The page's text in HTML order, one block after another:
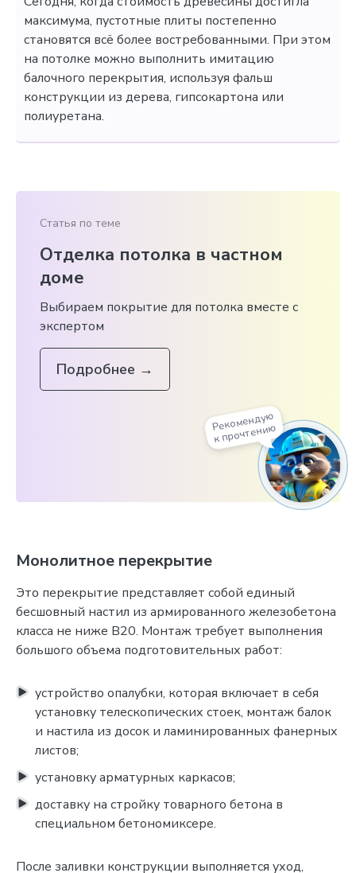
максимума, пустотные плиты постепенно
становятся всё более востребованными. При этом
на потолке можно выполнить имитацию
балочного перекрытия, используя фальш
конструкции из дерева, гипсокартона или
полиуретана.
Статья по теме
Отделка потолка в частном
доме
Выбираем покрытие для потолка вместе с
экспертом
Подробнее →
Рекомендую
к прочтению
Монолитное перекрытие
Это перекрытие представляет собой единый
бесшовный настил из армированного железобетона
класса не ниже В20. Монтаж требует выполнения
большого объема подготовительных работ:
устройство опалубки, которая включает в себя
установку телескопических стоек, монтаж балок
и настила из досок и ламинированных фанерных
листов;
установку арматурных каркасов;
доставку на стройку товарного бетона в
специальном бетономиксере.
После заливки конструкции выполняется уход,